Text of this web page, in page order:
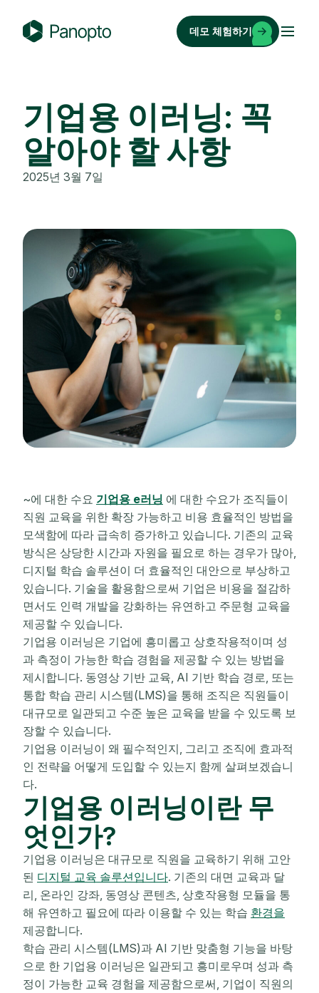
o
p
o
데모 체험하기
기업용 이러닝: 꼭
알아야 할 사항
2025년 3월 7일
~에 대한 수요 기업용 e러닝 에 대한 수요가 조직들이
직원 교육을 위한 확장 가능하고 비용 효율적인 방법을
모색함에 따라 급속히 증가하고 있습니다. 기존의 교육
방식은 상당한 시간과 자원을 필요로 하는 경우가 많아,
디지털 학습 솔루션이 더 효율적인 대안으로 부상하고
있습니다. 기술을 활용함으로써 기업은 비용을 절감하
면서도 인력 개발을 강화하는 유연하고 주문형 교육을
제공할 수 있습니다.
기업용 이러닝은 기업에 흥미롭고 상호작용적이며 성
과 측정이 가능한 학습 경험을 제공할 수 있는 방법을
제시합니다. 동영상 기반 교육, AI 기반 학습 경로, 또는
통합 학습 관리 시스템(LMS)을 통해 조직은 직원들이
대규모로 일관되고 수준 높은 교육을 받을 수 있도록 보
장할 수 있습니다.
기업용 이러닝이 왜 필수적인지, 그리고 조직에 효과적
인 전략을 어떻게 도입할 수 있는지 함께 살펴보겠습니
다.
기업용 이러닝이란 무
엇인가?
기업용 이러닝은 대규모로 직원을 교육하기 위해 고안
된 디지털 교육 솔루션입니다. 기존의 대면 교육과 달
리, 온라인 강좌, 동영상 콘텐츠, 상호작용형 모듈을 통
해 유연하고 필요에 따라 이용할 수 있는 학습 환경을
제공합니다.
학습 관리 시스템(LMS)과 AI 기반 맞춤형 기능을 바탕
으로 한 기업용 이러닝은 일관되고 흥미로우며 성과 측
정이 가능한 교육 경험을 제공함으로써, 기업이 직원의